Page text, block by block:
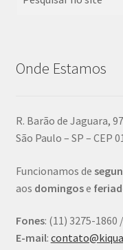
Onde Estamos
R. Barão de Jaguara,
São Paulo – SP – CEP
Funcionamos de
aos domingose
Fones: (11) 3275-1860
E-mail: